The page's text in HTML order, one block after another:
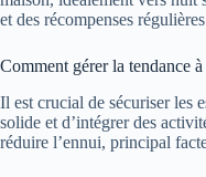
et des récompenses
Comment gérer la tendance
Il est crucial de sécuriser les
solide et d’intégrer des
réduire l’ennui, principal